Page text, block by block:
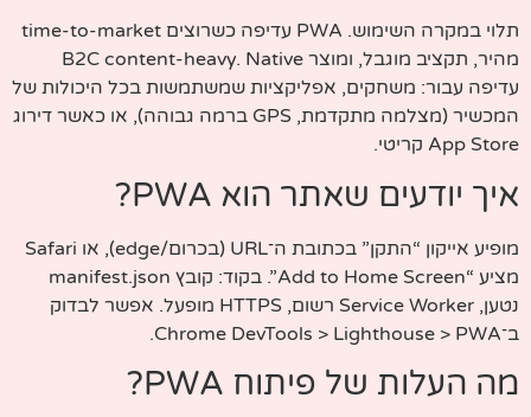
תלוי במקרה השימוש. PWA עדיפה כשרוצים time-to-market
מהיר, תקציב מוגבל, ומוצר B2C content-heavy. Native
עדיפה עבור: משחקים, אפליקציות שמשתמשות בכל היכולות של
המכשיר (מצלמה מתקדמת, GPS ברמה גבוהה), או כאשר דירוג
App Store קריטי.
איך יודעים שאתר הוא PWA?
מופיע אייקון “התקן” בכתובת ה־URL (בכרום/edge), או Safari
מציע “Add to Home Screen”. בקוד: קובץ manifest.json
נטען, Service Worker רשום, HTTPS מופעל. אפשר לבדוק
ב־Chrome DevTools > Lighthouse > PWA.
מה העלות של פיתוח PWA?